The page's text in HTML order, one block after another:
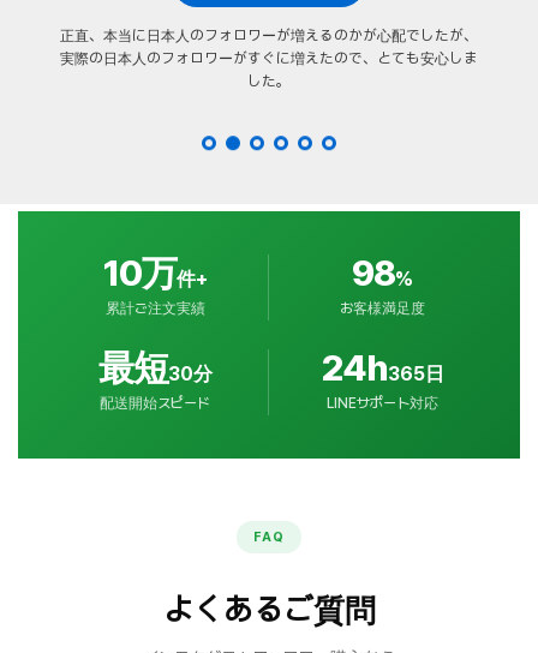
正直、本当に日本人のフォロワーが増えるのかが心配でしたが、
実際の日本人のフォロワーがすぐに増えたので、とても安心しま
した。
10万件+
累計ご注文実績
98%
お客様満足度
最短30分
配送開始スピード
24h365日
LINEサポート対応
FAQ
よくあるご質問